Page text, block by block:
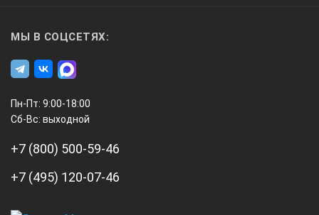
0…40°С / 10-95% при 30°С
Питание
9V (крона)
МЫ В СОЦСЕТЯХ:
Пн-Пт: 9:00-18:00
Сб-Вс: выходной
+7 (800) 500-59-46
+7 (495) 120-07-46